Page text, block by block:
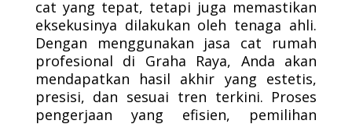
cat yang tepat, tetapi juga memastikan
eksekusinya dilakukan oleh tenaga ahli.
Dengan menggunakan jasa cat rumah
profesional di Graha Raya, Anda akan
mendapatkan hasil akhir yang estetis,
presisi, dan sesuai tren terkini. Proses
pengerjaan yang efisien, pemilihan